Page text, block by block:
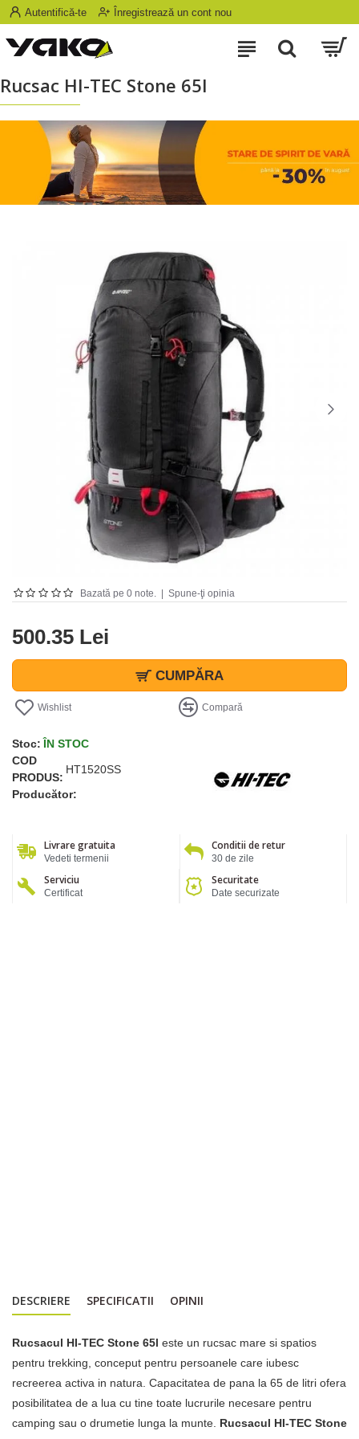
Autentifică-te Înregistrează un cont nou
Rucsac HI-TEC Stone 65l
Bazată pe 0 note. Spune-ţi opinia
500.35 Lei
CUMPĂRA
Wishlist Compară
Stoc: ÎN STOC
COD
PRODUS:
HT1520SS
Producător:
Livrare gratuita
Vedeti termenii
Conditii de retur
30 de zile
Serviciu
Certificat
Securitate
Date securizate
DESCRIERE SPECIFICATII OPINII
Rucsacul HI-TEC Stone 65l este un rucsac mare si spatios
pentru trekking, conceput pentru persoanele care iubesc
recreerea activa in natura. Capacitatea de pana la 65 de litri ofera
posibilitatea de a lua cu tine toate lucrurile necesare pentru
camping sau o drumetie lunga la munte. Rucsacul HI-TEC Stone